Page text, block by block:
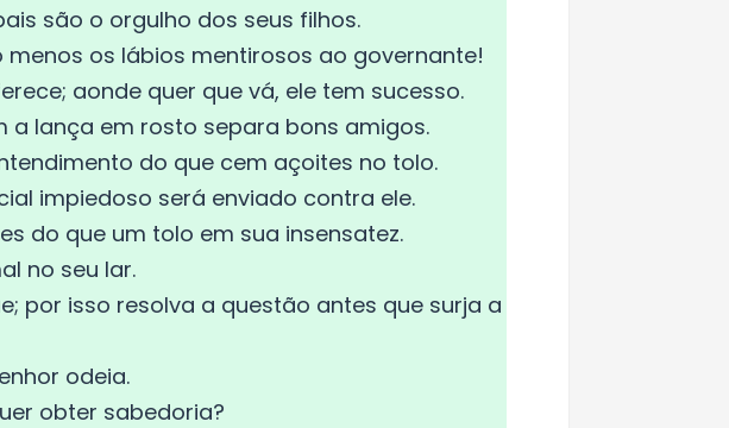
são o orgulho dos seus filhos.
os lábios mentirosos ao governante!
aonde quer que vá, ele tem sucesso.
a lança em rosto separa bons amigos.
do que cem açoites no tolo.
impiedoso será enviado contra ele.
do que um tolo em sua insensatez.
no seu lar.
por isso resolva a questão antes que surja a
odeia.
obter sabedoria?